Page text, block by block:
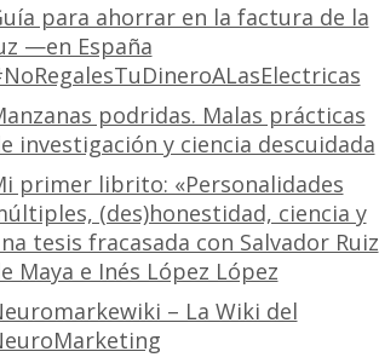
para ahorrar en la factura de la
—en España
podridas. Malas prácticas
investigación y ciencia descuidada
primer librito: «Personalidades
(des)honestidad, ciencia y
tesis fracasada con Salvador Ruiz
Maya e Inés López López
– La Wiki del